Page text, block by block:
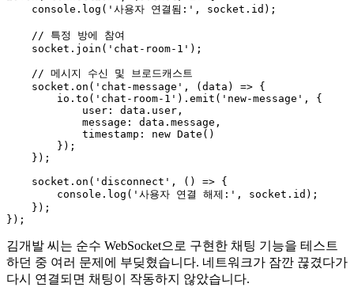
console . log ( '사용자 연결됨:' , socket. id );
// 특정 방에 참여
    socket.
join ( 'chat-room-1' );
// 메시지 수신 및 브로드캐스트
    socket.
on ( 'chat-message' , ( data ) => {
        io.
to ( 'chat-room-1' ). emit ( 'new-message' , {
user : data. user ,
message : data. message ,
timestamp : new Date ()
        });
    });
    socket.
on ( 'disconnect' , () => {
console . log ( '사용자 연결 해제:' , socket. id );
    });
김개발 씨는 순수 WebSocket으로 구현한 채팅 기능을 테스트
하던 중 여러 문제에 부딪혔습니다. 네트워크가 잠깐 끊겼다가
다시 연결되면 채팅이 작동하지 않았습니다.